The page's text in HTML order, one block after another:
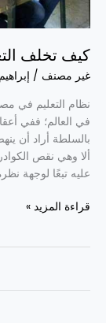
كيف تخلف
غير مصنف /
نظام التعليم في
في العالم؛ ففي
بالسلطة أراد أن
ألا وهي نقص
عليه تبعًا لوجهة
قراءة المزيد »